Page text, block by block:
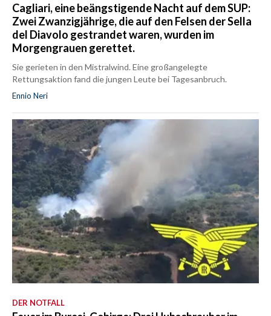
Cagliari, eine beängstigende Nacht auf dem SUP:
Zwei Zwanzigjährige, die auf den Felsen der Sella
del Diavolo gestrandet waren, wurden im
Morgengrauen gerettet.
Sie gerieten in den Mistralwind. Eine großangelegte
Rettungsaktion fand die jungen Leute bei Tagesanbruch.
Ennio Neri
DER NOTFALL